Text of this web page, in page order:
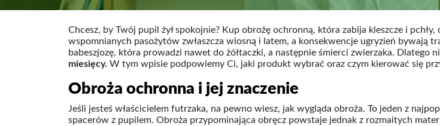
Chcesz, by Twój pupil żył spokojnie? Kup obrożę ochronną, która zabija kleszcze i
wspomnianych pasożytów zwłaszcza wiosną i latem, a konsekwencje ugryzień bywają
babeszjozę, która prowadzi nawet do żółtaczki, a następnie śmierci zwierzaka. Dlatego
miesięcy. W tym wpisie podpowiemy Ci, jaki produkt wybrać oraz czym kierować się
Obroża ochronna i jej znaczenie
Jeśli jesteś właścicielem futrzaka, na pewno wiesz, jak wygląda obroża. To jeden z
spacerów z pupilem. Obroża przypominająca obręcz powstaje jednak z rozmaitych